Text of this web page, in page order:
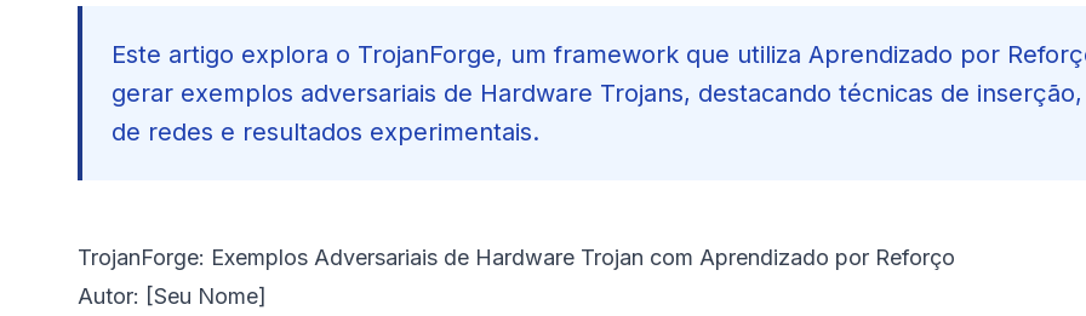
Este artigo explora o TrojanForge, um framework que utiliza Aprendizado por
gerar exemplos adversariais de Hardware Trojans, destacando técnicas de
de redes e resultados experimentais.
TrojanForge: Exemplos Adversariais de Hardware Trojan com Aprendizado por Reforço
Autor: [Seu Nome]